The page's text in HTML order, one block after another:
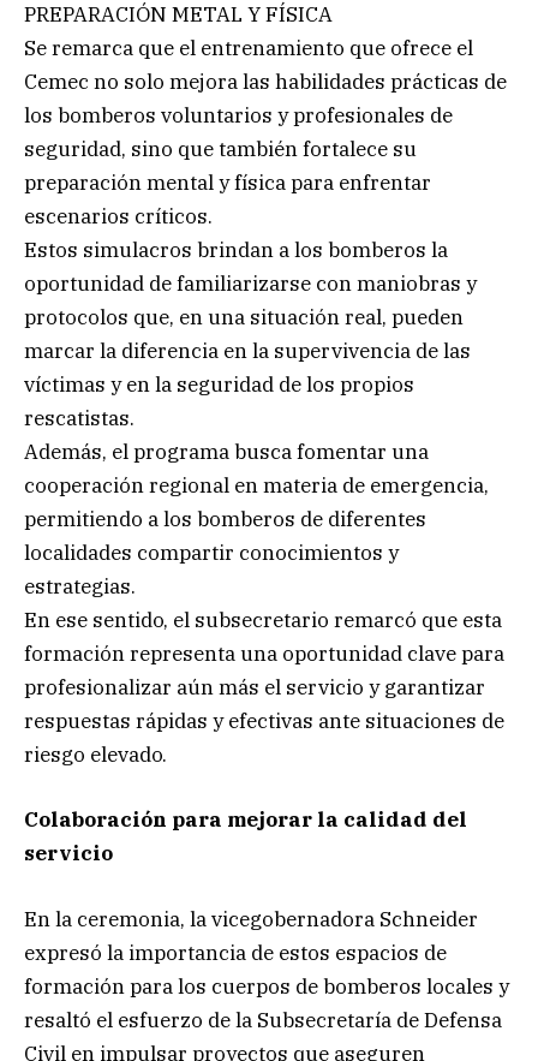
PREPARACIÓN METAL Y FÍSICA
Se remarca que el entrenamiento que ofrece el
Cemec no solo mejora las habilidades prácticas de
los bomberos voluntarios y profesionales de
seguridad, sino que también fortalece su
preparación mental y física para enfrentar
escenarios críticos.
Estos simulacros brindan a los bomberos la
oportunidad de familiarizarse con maniobras y
protocolos que, en una situación real, pueden
marcar la diferencia en la supervivencia de las
víctimas y en la seguridad de los propios
rescatistas.
Además, el programa busca fomentar una
cooperación regional en materia de emergencia,
permitiendo a los bomberos de diferentes
localidades compartir conocimientos y
estrategias.
En ese sentido, el subsecretario remarcó que esta
formación representa una oportunidad clave para
profesionalizar aún más el servicio y garantizar
respuestas rápidas y efectivas ante situaciones de
riesgo elevado.
Colaboración para mejorar la calidad del
servicio
En la ceremonia, la vicegobernadora Schneider
expresó la importancia de estos espacios de
formación para los cuerpos de bomberos locales y
resaltó el esfuerzo de la Subsecretaría de Defensa
Civil en impulsar proyectos que aseguren